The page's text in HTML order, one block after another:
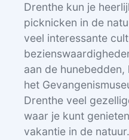
Drenthe kun je
picknicken in de
veel interessante
aan de
het
Drenthe veel
waar je kunt
vakantie in de natuur.